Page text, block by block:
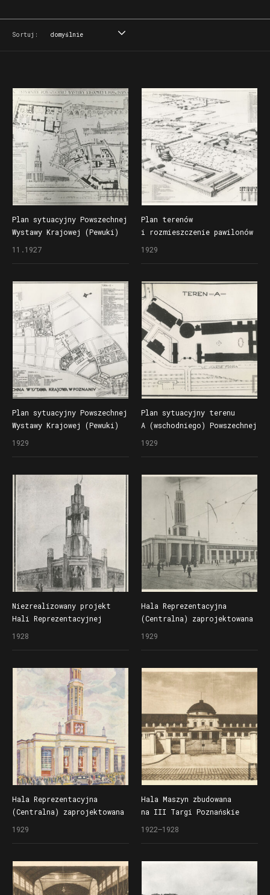
Sortuj:
domyślnie
Plan sytuacyjny Powszechnej
Wystawy Krajowej (Pewuki)
z rysunkami wybranych
11.1927
Plan terenów
i rozmieszczenie pawilonów
Powszechnej Wystawy
1929
Plan sytuacyjny Powszechnej
Wystawy Krajowej (Pewuki)
z podziałem na tereny
1929
Plan sytuacyjny terenu
A (wschodniego) Powszechnej
Wystawy Krajowej (Pewuki)
i Głogowska), według
projektu Rogera Sławskiego
1929
Niezrealizowany projekt
Hali Reprezentacyjnej
(Centralnej) na Powszechną
na tereny wschodnie wystawy
1928
Hala Reprezentacyjna
(Centralna) zaprojektowana
przez Rogera Sławskiego,
główne wejście (westybul)
na tereny wschodnie wystawy
1929
Hala Reprezentacyjna
(Centralna) zaprojektowana
przez Rogera Sławskiego,
główne wejście (westybul)
na tereny wschodnie
wystawy, akwarela
1929
Hala Maszyn zbudowana
na III Targi Poznańskie
i przebudowana w 1929 roku
1922–1928